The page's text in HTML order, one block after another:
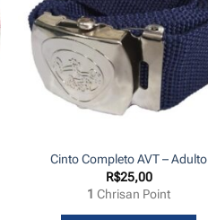
Cinto Completo AVT – Adulto
R$25,00
1 Chrisan Point